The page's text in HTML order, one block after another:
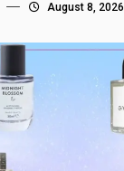
August 8, 2026